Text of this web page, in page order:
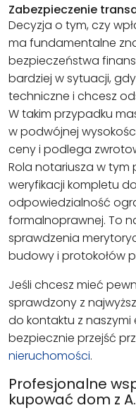
Zabezpieczenie
Decyzja o tym, czy
ma fundamentalne
bezpieczeństwa
bardziej w sytuacji,
techniczne i chcesz
W takim przypadku
w podwójnej
ceny i podlega
Rola notariusza w
weryfikacji kompletu
odpowiedzialność
formalnoprawnej. To
sprawdzenia
budowy i protokołów
Jeśli chcesz mieć
sprawdzony z
do kontaktu z naszymi
bezpiecznie przejść
nieruchomości.
Profesjonalne
kupować dom z